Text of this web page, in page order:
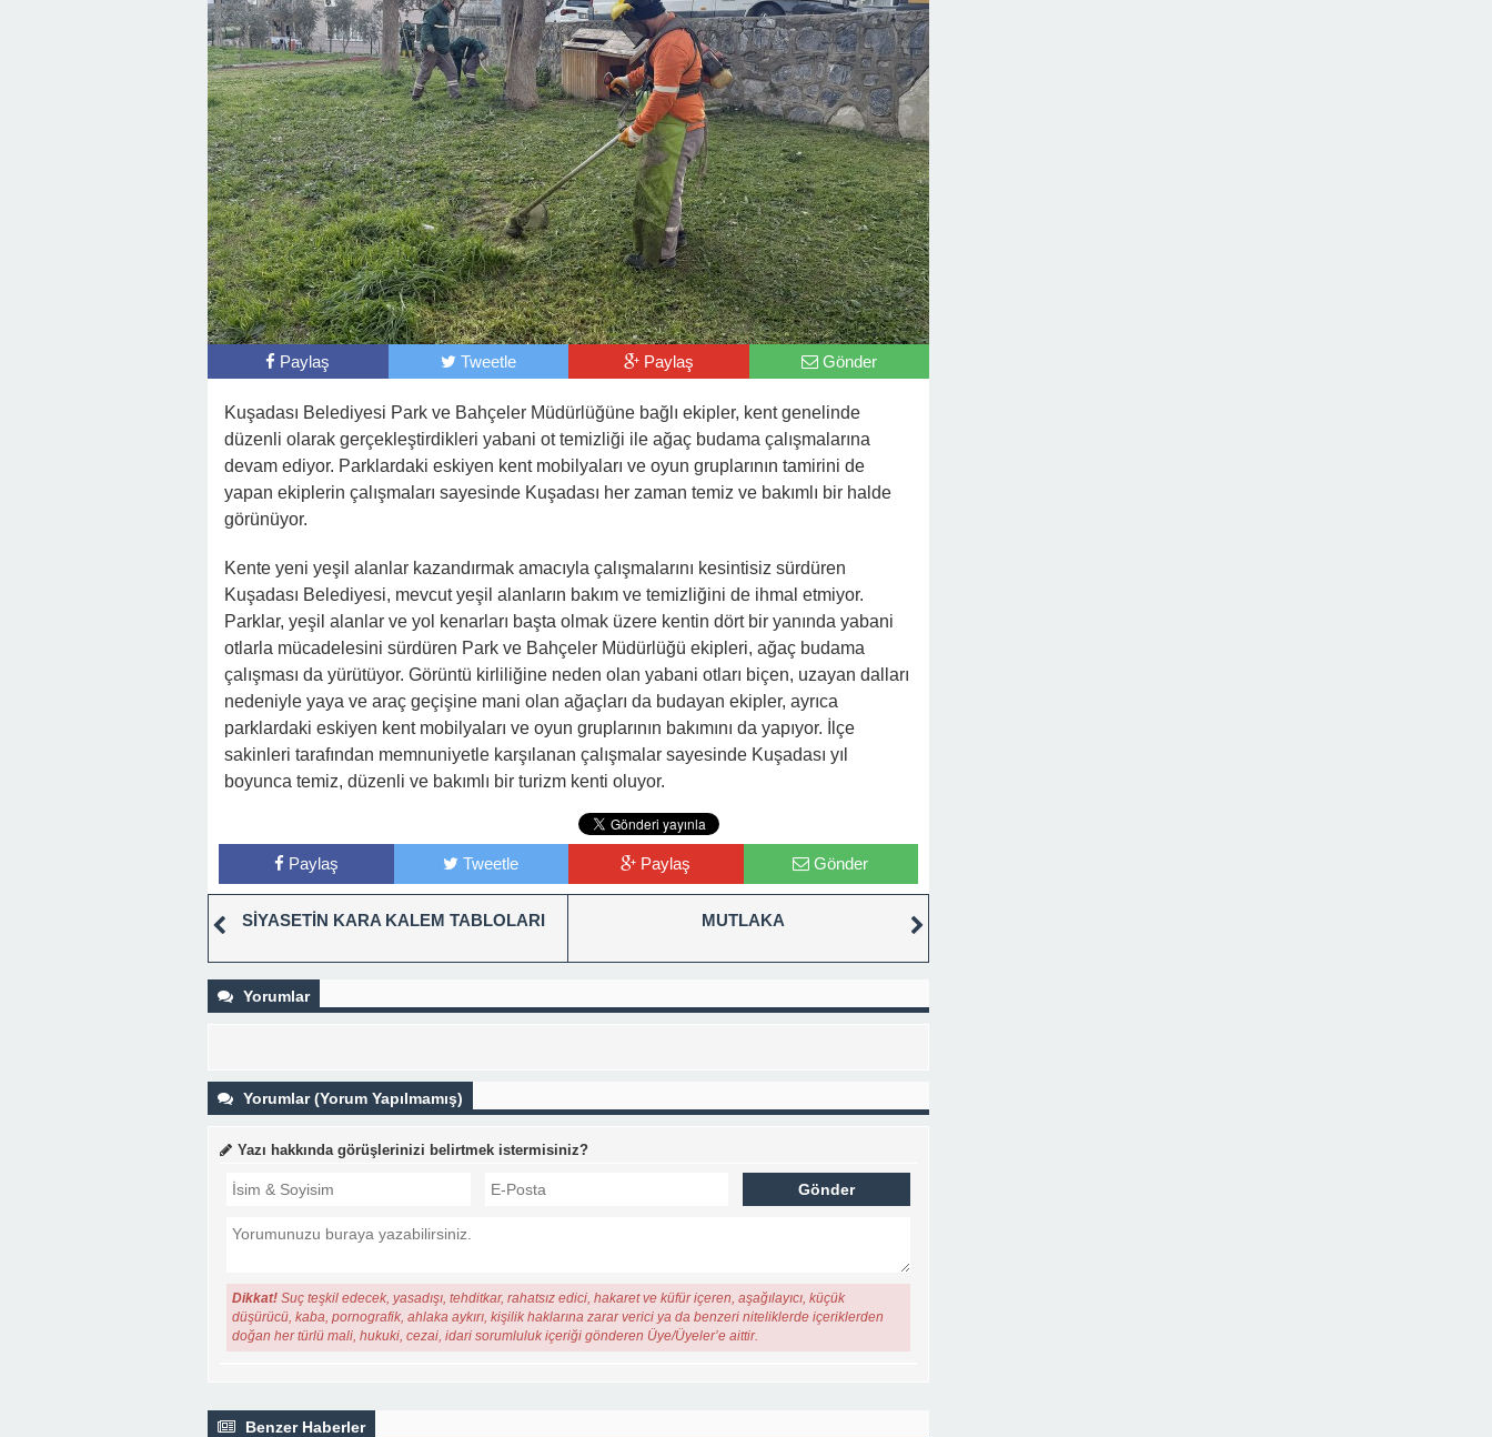
Paylaş Tweetle Paylaş Gönder
Kuşadası Belediyesi Park ve Bahçeler Müdürlüğüne bağlı ekipler, kent genelinde
düzenli olarak gerçekleştirdikleri yabani ot temizliği ile ağaç budama çalışmalarına
devam ediyor. Parklardaki eskiyen kent mobilyaları ve oyun gruplarının tamirini de
yapan ekiplerin çalışmaları sayesinde Kuşadası her zaman temiz ve bakımlı bir halde
görünüyor.
Kente yeni yeşil alanlar kazandırmak amacıyla çalışmalarını kesintisiz sürdüren
Kuşadası Belediyesi, mevcut yeşil alanların bakım ve temizliğini de ihmal etmiyor.
Parklar, yeşil alanlar ve yol kenarları başta olmak üzere kentin dört bir yanında yabani
otlarla mücadelesini sürdüren Park ve Bahçeler Müdürlüğü ekipleri, ağaç budama
çalışması da yürütüyor. Görüntü kirliliğine neden olan yabani otları biçen, uzayan dalları
nedeniyle yaya ve araç geçişine mani olan ağaçları da budayan ekipler, ayrıca
parklardaki eskiyen kent mobilyaları ve oyun gruplarının bakımını da yapıyor. İlçe
sakinleri tarafından memnuniyetle karşılanan çalışmalar sayesinde Kuşadası yıl
boyunca temiz, düzenli ve bakımlı bir turizm kenti oluyor.
Paylaş Tweetle Paylaş Gönder
SİYASETİN KARA KALEM TABLOLARI MUTLAKA
Yorumlar
Yorumlar (Yorum Yapılmamış)
Yazı hakkında görüşlerinizi belirtmek istermisiniz?
Dikkat! Suç teşkil edecek, yasadışı, tehditkar, rahatsız edici, hakaret ve küfür içeren, aşağılayıcı, küçük
düşürücü, kaba, pornografik, ahlaka aykırı, kişilik haklarına zarar verici ya da benzeri niteliklerde içeriklerden
doğan her türlü mali, hukuki, cezai, idari sorumluluk içeriği gönderen Üye/Üyeler’e aittir.
Benzer Haberler